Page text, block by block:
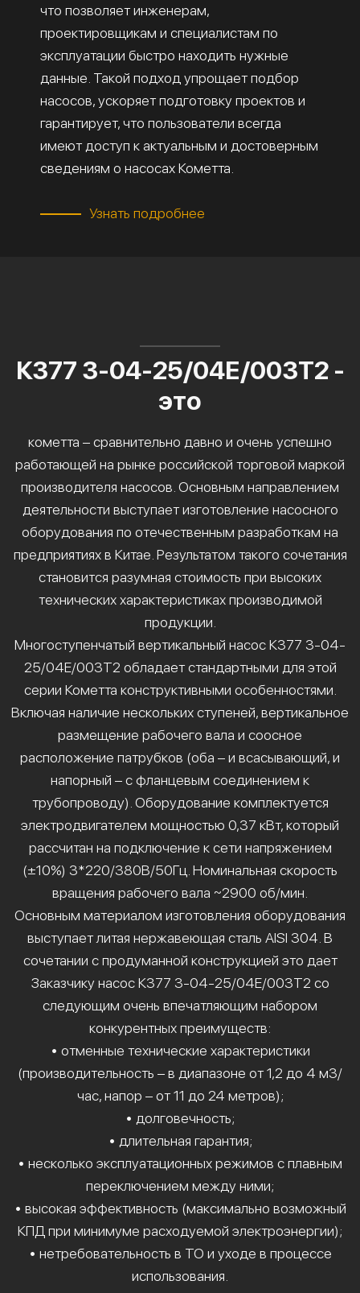
что позволяет инженерам,
проектировщикам и специалистам по
эксплуатации быстро находить нужные
данные. Такой подход упрощает подбор
насосов, ускоряет подготовку проектов и
гарантирует, что пользователи всегда
имеют доступ к актуальным и достоверным
сведениям о насосах Кометта.
Узнать подробнее
К377 3-04-25/04Е/003Т2 -
это
кометта – сравнительно давно и очень успешно
работающей на рынке российской торговой маркой
производителя насосов. Основным направлением
деятельности выступает изготовление насосного
оборудования по отечественным разработкам на
предприятиях в Китае. Результатом такого сочетания
становится разумная стоимость при высоких
технических характеристиках производимой
продукции.
Многоступенчатый вертикальный насос К377 3-04-
25/04Е/003Т2 обладает стандартными для этой
серии Кометта конструктивными особенностями.
Включая наличие нескольких ступеней, вертикальное
размещение рабочего вала и соосное
расположение патрубков (оба – и всасывающий, и
напорный – с фланцевым соединением к
трубопроводу). Оборудование комплектуется
электродвигателем мощностью 0,37 кВт, который
рассчитан на подключение к сети напряжением
(±10%) 3*220/380В/50Гц. Номинальная скорость
вращения рабочего вала ~2900 об/мин.
Основным материалом изготовления оборудования
выступает литая нержавеющая сталь AISI 304. В
сочетании с продуманной конструкцией это дает
Заказчику насос К377 3-04-25/04Е/003Т2 со
следующим очень впечатляющим набором
конкурентных преимуществ:
• отменные технические характеристики
(производительность – в диапазоне от 1,2 до 4 м3/
час, напор – от 11 до 24 метров);
• долговечность;
• длительная гарантия;
• несколько эксплуатационных режимов с плавным
переключением между ними;
• высокая эффективность (максимально возможный
КПД при минимуме расходуемой электроэнергии);
• нетребовательность в ТО и уходе в процессе
использования.